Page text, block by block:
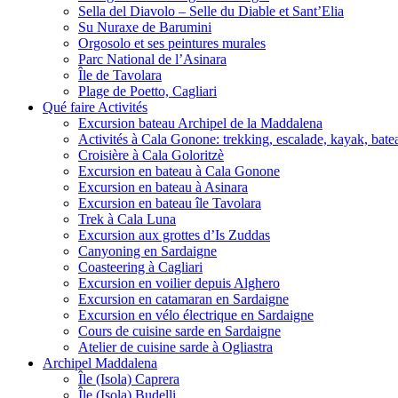
Sella del Diavolo – Selle du Diable et Sant’Elia
Su Nuraxe de Barumini
Orgosolo et ses peintures murales
Parc National de l’Asinara
Île de Tavolara
Plage de Poetto, Cagliari
Qué faire Activités
Excursion bateau Archipel de la Maddalena
Activités à Cala Gonone: trekking, escalade, kayak,
Croisière à Cala Goloritzè
Excursion en bateau à Cala Gonone
Excursion en bateau à Asinara
Excursion en bateau île Tavolara
Trek à Cala Luna
Excursion aux grottes d’Is Zuddas
Canyoning en Sardaigne
Coasteering à Cagliari
Excursion en voilier depuis Alghero
Excursion en catamaran en Sardaigne
Excursion en vélo électrique en Sardaigne
Cours de cuisine sarde en Sardaigne
Atelier de cuisine sarde à Ogliastra
Archipel Maddalena
Île (Isola) Caprera
Île (Isola) Budelli